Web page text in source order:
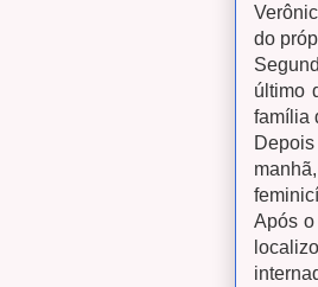
do
último
família
Após